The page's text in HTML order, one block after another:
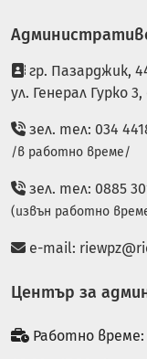
гр. Пазарджик,
ул. Генерал Гурко
зел. тел: 034
/в работно време/
зел. тел: 0885
(извън работно
e-mail:
Център за
Работно време: